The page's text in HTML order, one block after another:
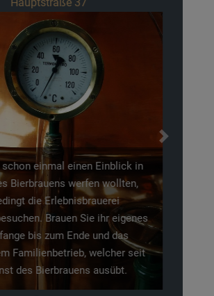
auch Sie einer der
Burgen der Alb und zwar die
Neben einem tollen
wunderschönen Wanderrouten,
unteranderem sehr beliebt
Next